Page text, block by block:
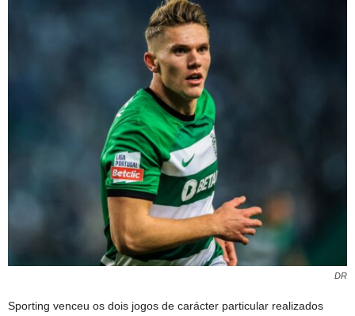
DR
Sporting venceu os dois jogos de carácter particular realizados